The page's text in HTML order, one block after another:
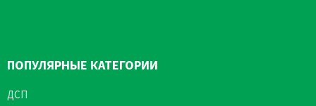
ПОПУЛЯРНЫЕ КАТЕГОРИИ
ДСП